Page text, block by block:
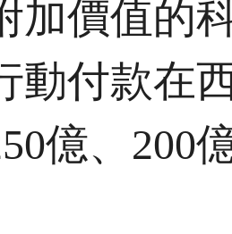
加價值的
動付款在
億、200